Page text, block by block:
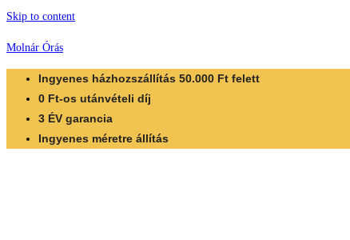
Skip to content
Molnár Órás
Ingyenes házhozszállítás 50.000 Ft felett
0 Ft-os utánvételi díj
3 ÉV garancia
Ingyenes méretre állítás